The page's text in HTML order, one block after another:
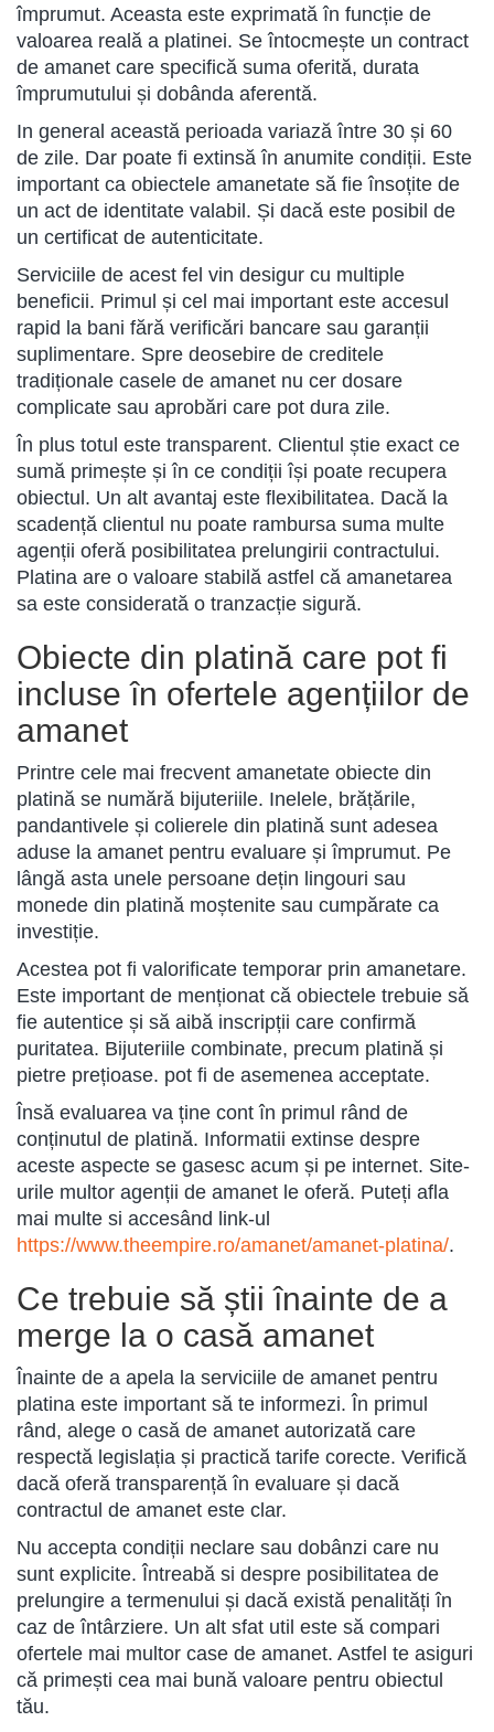
împrumut. Aceasta este exprimată în funcție de
valoarea reală a platinei. Se întocmește un contract
de amanet care specifică suma oferită, durata
împrumutului și dobânda aferentă.
In general această perioada variază între 30 și 60
de zile. Dar poate fi extinsă în anumite condiții. Este
important ca obiectele amanetate să fie însoțite de
un act de identitate valabil. Și dacă este posibil de
un certificat de autenticitate.
Serviciile de acest fel vin desigur cu multiple
beneficii. Primul și cel mai important este accesul
rapid la bani fără verificări bancare sau garanții
suplimentare. Spre deosebire de creditele
tradiționale casele de amanet nu cer dosare
complicate sau aprobări care pot dura zile.
În plus totul este transparent. Clientul știe exact ce
sumă primește și în ce condiții își poate recupera
obiectul. Un alt avantaj este flexibilitatea. Dacă la
scadență clientul nu poate rambursa suma multe
agenții oferă posibilitatea prelungirii contractului.
Platina are o valoare stabilă astfel că amanetarea
sa este considerată o tranzacție sigură.
Obiecte din platină care pot fi
incluse în ofertele agențiilor de
amanet
Printre cele mai frecvent amanetate obiecte din
platină se numără bijuteriile. Inelele, brățările,
pandantivele și colierele din platină sunt adesea
aduse la amanet pentru evaluare și împrumut. Pe
lângă asta unele persoane dețin lingouri sau
monede din platină moștenite sau cumpărate ca
investiție.
Acestea pot fi valorificate temporar prin amanetare.
Este important de menționat că obiectele trebuie să
fie autentice și să aibă inscripții care confirmă
puritatea. Bijuteriile combinate, precum platină și
pietre prețioase. pot fi de asemenea acceptate.
Însă evaluarea va ține cont în primul rând de
conținutul de platină. Informatii extinse despre
aceste aspecte se gasesc acum și pe internet. Site-
urile multor agenții de amanet le oferă. Puteți afla
mai multe si accesând link-ul
https://www.theempire.ro/amanet/amanet-platina/.
Ce trebuie să știi înainte de a
merge la o casă amanet
Înainte de a apela la serviciile de amanet pentru
platina este important să te informezi. În primul
rând, alege o casă de amanet autorizată care
respectă legislația și practică tarife corecte. Verifică
dacă oferă transparență în evaluare și dacă
contractul de amanet este clar.
Nu accepta condiții neclare sau dobânzi care nu
sunt explicite. Întreabă si despre posibilitatea de
prelungire a termenului și dacă există penalități în
caz de întârziere. Un alt sfat util este să compari
ofertele mai multor case de amanet. Astfel te asiguri
că primești cea mai bună valoare pentru obiectul
tău.